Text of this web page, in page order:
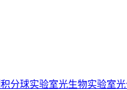
积分球实验室光生物实验室